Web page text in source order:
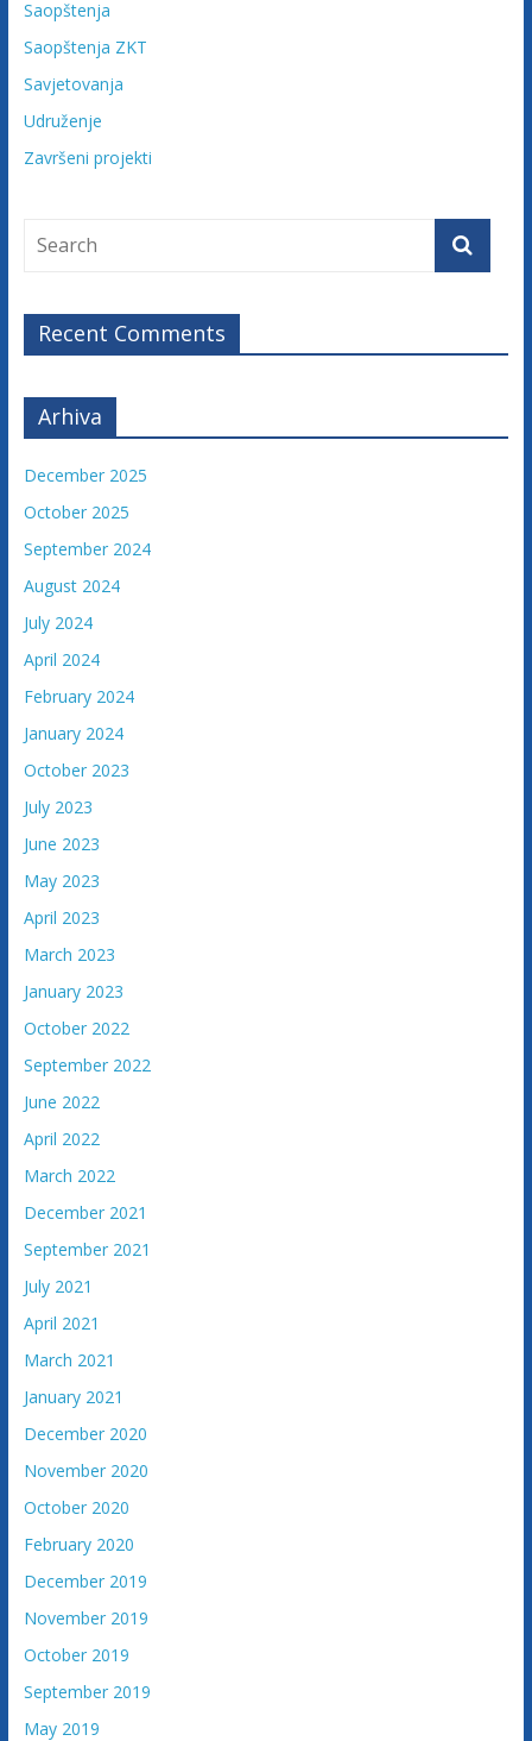
a
c
i
j
B
i
r
g
o
v
n
e
Saopštenja
Saopštenja ZKT
Savjetovanja
Udruženje
Završeni projekti
Recent Comments
Arhiva
December 2025
October 2025
September 2024
August 2024
July 2024
April 2024
February 2024
January 2024
October 2023
July 2023
June 2023
May 2023
April 2023
March 2023
January 2023
October 2022
September 2022
June 2022
April 2022
March 2022
December 2021
September 2021
July 2021
April 2021
March 2021
January 2021
December 2020
November 2020
October 2020
February 2020
December 2019
November 2019
October 2019
September 2019
May 2019